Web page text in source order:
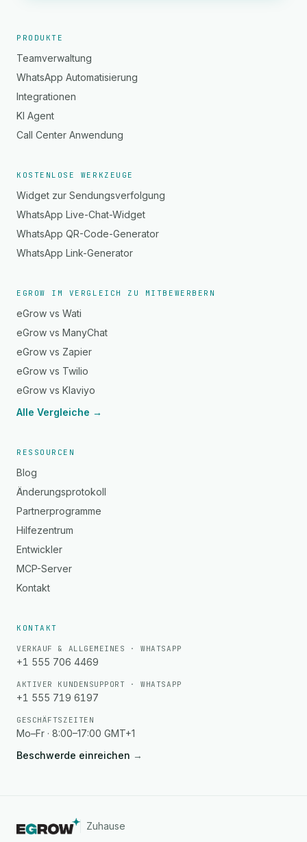
PRODUKTE
Teamverwaltung
WhatsApp Automatisierung
Integrationen
KI Agent
Call Center Anwendung
KOSTENLOSE WERKZEUGE
Widget zur Sendungsverfolgung
WhatsApp Live-Chat-Widget
WhatsApp QR-Code-Generator
WhatsApp Link-Generator
EGROW IM VERGLEICH ZU MITBEWERBERN
eGrow vs Wati
eGrow vs ManyChat
eGrow vs Zapier
eGrow vs Twilio
eGrow vs Klaviyo
Alle Vergleiche →
RESSOURCEN
Blog
Änderungsprotokoll
Partnerprogramme
Hilfezentrum
Entwickler
MCP-Server
Kontakt
KONTAKT
VERKAUF & ALLGEMEINES · WHATSAPP
+1 555 706 4469
AKTIVER KUNDENSUPPORT · WHATSAPP
+1 555 719 6197
GESCHÄFTSZEITEN
Mo–Fr · 8:00–17:00 GMT+1
Beschwerde einreichen →
Zuhause